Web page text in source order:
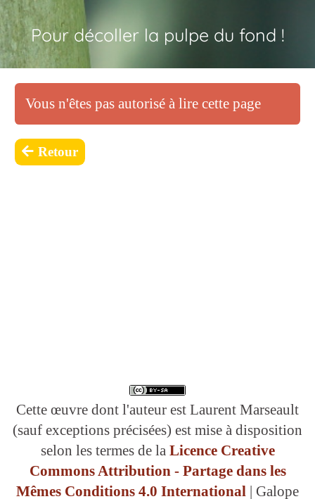
Pour décoller la pulpe du fond !
Vous n'êtes pas autorisé à lire cette page
Retour
Cette œuvre dont l'auteur est Laurent Marseault
(sauf exceptions précisées) est mise à disposition
selon les termes de la Licence Creative
Commons Attribution - Partage dans les
Mêmes Conditions 4.0 International | Galope